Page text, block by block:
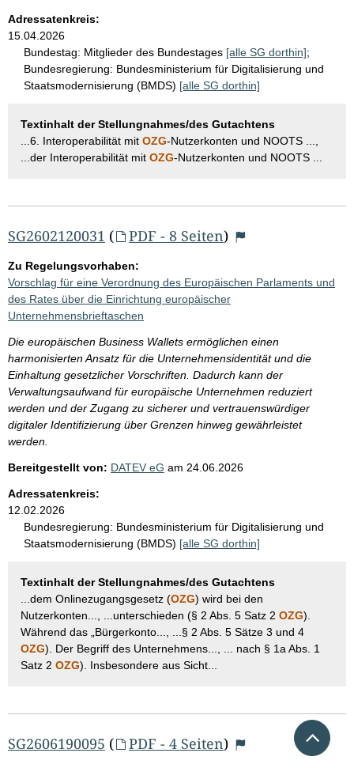
Adressatenkreis:
15.04.2026
Bundestag: Mitglieder des Bundestages [alle SG dorthin];
Bundesregierung: Bundesministerium für Digitalisierung und
Staatsmodernisierung (BMDS) [alle SG dorthin]
Textinhalt der Stellungnahmes/des Gutachtens
...6. Interoperabilität mit OZG-Nutzerkonten und NOOTS ...,
...der Interoperabilität mit OZG-Nutzerkonten und NOOTS ...
SG2602120031 ( PDF - 8 Seiten)
Zu Regelungsvorhaben:
Vorschlag für eine Verordnung des Europäischen Parlaments und
des Rates über die Einrichtung europäischer
Unternehmensbrieftaschen
Die europäischen Business Wallets ermöglichen einen
harmonisierten Ansatz für die Unternehmensidentität und die
Einhaltung gesetzlicher Vorschriften. Dadurch kann der
Verwaltungsaufwand für europäische Unternehmen reduziert
werden und der Zugang zu sicherer und vertrauenswürdiger
digitaler Identifizierung über Grenzen hinweg gewährleistet
werden.
Bereitgestellt von: DATEV eG am 24.06.2026
Adressatenkreis:
12.02.2026
Bundesregierung: Bundesministerium für Digitalisierung und
Staatsmodernisierung (BMDS) [alle SG dorthin]
Textinhalt der Stellungnahmes/des Gutachtens
...dem Onlinezugangsgesetz (OZG) wird bei den
Nutzerkonten..., ...unterschieden (§ 2 Abs. 5 Satz 2 OZG).
Während das „Bürgerkonto..., ...§ 2 Abs. 5 Sätze 3 und 4
OZG). Der Begriff des Unternehmens..., ... nach § 1a Abs. 1
Satz 2 OZG). Insbesondere aus Sicht...
SG2606190095 ( PDF - 4 Seiten)